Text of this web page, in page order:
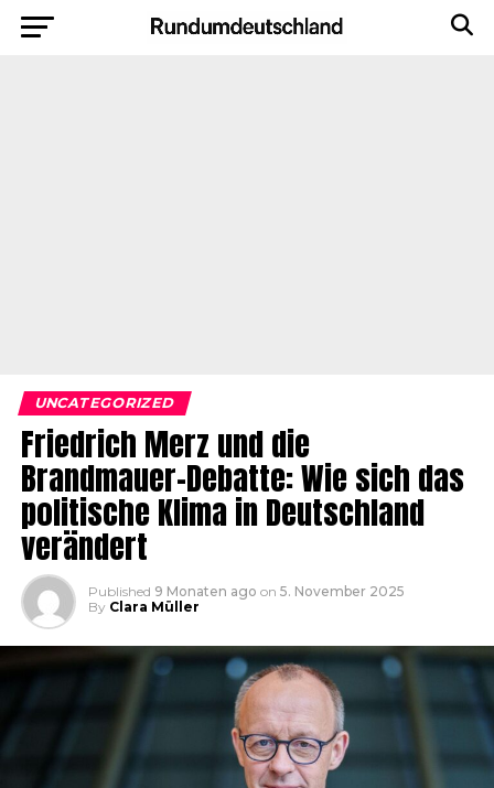
UNCATEGORIZED
Friedrich Merz und die
Brandmauer-Debatte: Wie sich das
politische Klima in Deutschland
verändert
Published 9 Monaten ago on 5. November 2025
By Clara Müller